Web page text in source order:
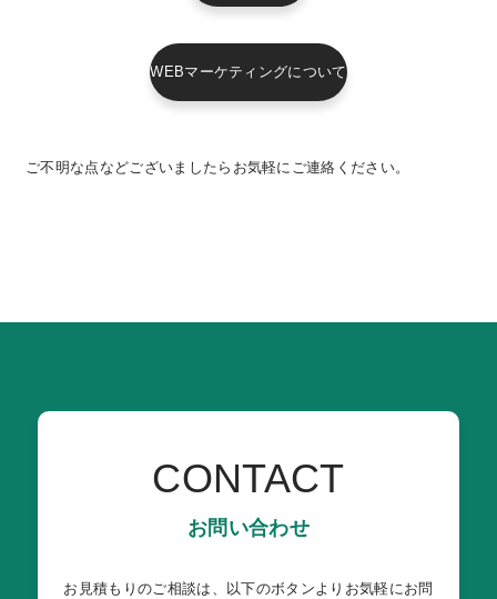
WEBマーケティングについて
ご不明な点などございましたらお気軽にご連絡ください。
CONTACT
お問い合わせ
お見積もりのご相談は、以下のボタンよりお気軽にお問